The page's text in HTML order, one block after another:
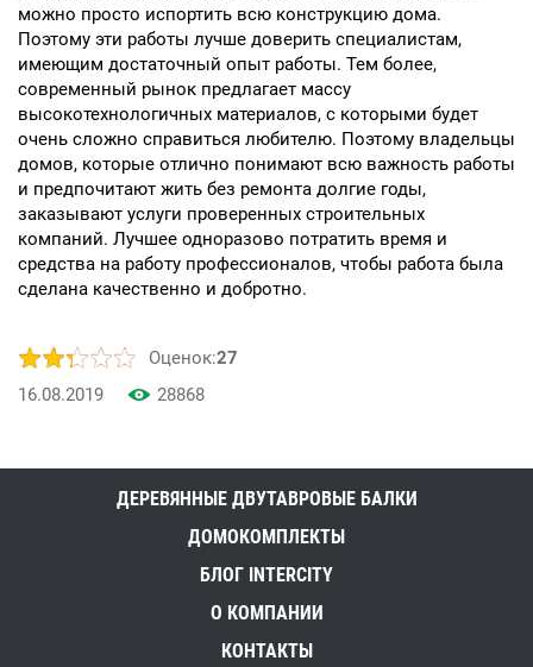
можно просто испортить всю конструкцию дома.
Поэтому эти работы лучше доверить специалистам,
имеющим достаточный опыт работы. Тем более,
современный рынок предлагает массу
высокотехнологичных материалов, с которыми будет
очень сложно справиться любителю. Поэтому владельцы
домов, которые отлично понимают всю важность работы
и предпочитают жить без ремонта долгие годы,
заказывают услуги проверенных строительных
компаний. Лучшее одноразово потратить время и
средства на работу профессионалов, чтобы работа была
сделана качественно и добротно.
Оценок:27
16.08.2019
28868
ДЕРЕВЯННЫЕ ДВУТАВРОВЫЕ БАЛКИ
ДОМОКОМПЛЕКТЫ
БЛОГ INTERCITY
О КОМПАНИИ
КОНТАКТЫ